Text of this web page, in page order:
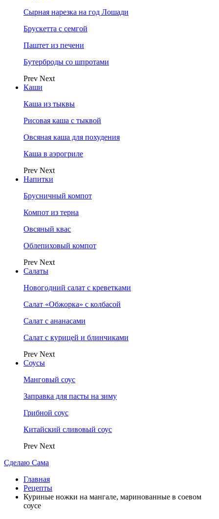
Сырная нарезка на год Лошади
Брускетта с семгой
Паштет из печени
Бутерброды со шпротами
Prev Next
Каши
Каша из тыквы
Рисовая каша с тыквой
Овсяная каша для похудения
Каша в аэрогриле
Prev Next
Напитки
Брусничный компот
Компот из терна
Овсяный квас
Облепиховый компот
Prev Next
Салаты
Новогодний салат с креветками
Салат «Обжорка» с колбасой
Салат с ананасами
Салат с курицей и блинчиками
Prev Next
Соусы
Манговый соус
Заправка для пасты на зиму
Грибной соус
Китайский сливовый соус
Prev Next
Сделаю Сама
Главная
Рецепты
Куриные ножки на мангале, маринованные в соевом
соусе